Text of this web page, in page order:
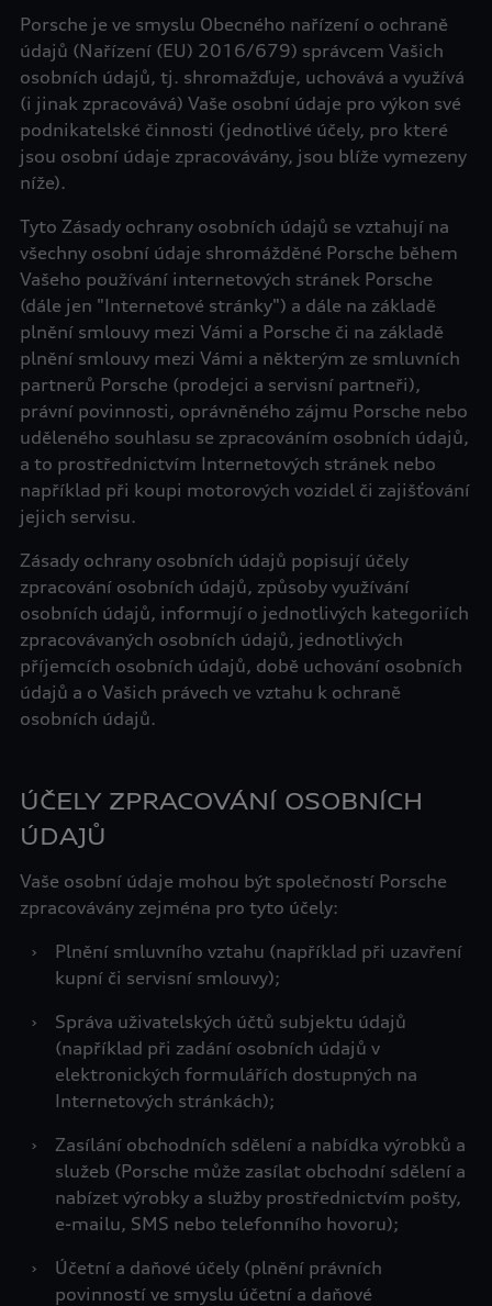
Porsche je ve smyslu Obecného nařízení o ochraně
údajů (Nařízení (EU) 2016/679) správcem Vašich
osobních údajů, tj. shromažďuje, uchovává a využívá
(i jinak zpracovává) Vaše osobní údaje pro výkon své
podnikatelské činnosti (jednotlivé účely, pro které
jsou osobní údaje zpracovávány, jsou blíže vymezeny
níže).
Tyto Zásady ochrany osobních údajů se vztahují na
všechny osobní údaje shromážděné Porsche během
Vašeho používání internetových stránek Porsche
(dále jen "Internetové stránky") a dále na základě
plnění smlouvy mezi Vámi a Porsche či na základě
plnění smlouvy mezi Vámi a některým ze smluvních
partnerů Porsche (prodejci a servisní partneři),
právní povinnosti, oprávněného zájmu Porsche nebo
uděleného souhlasu se zpracováním osobních údajů,
a to prostřednictvím Internetových stránek nebo
například při koupi motorových vozidel či zajišťování
jejich servisu.
Zásady ochrany osobních údajů popisují účely
zpracování osobních údajů, způsoby využívání
osobních údajů, informují o jednotlivých kategoriích
zpracovávaných osobních údajů, jednotlivých
příjemcích osobních údajů, době uchování osobních
údajů a o Vašich právech ve vztahu k ochraně
osobních údajů.
ÚČELY ZPRACOVÁNÍ OSOBNÍCH
ÚDAJŮ
Vaše osobní údaje mohou být společností Porsche
zpracovávány zejména pro tyto účely:
›
Plnění smluvního vztahu (například při uzavření
kupní či servisní smlouvy);
›
Správa uživatelských účtů subjektu údajů
(například při zadání osobních údajů v
elektronických formulářích dostupných na
Internetových stránkách);
›
Zasílání obchodních sdělení a nabídka výrobků a
služeb (Porsche může zasílat obchodní sdělení a
nabízet výrobky a služby prostřednictvím pošty,
e-mailu, SMS nebo telefonního hovoru);
›
Účetní a daňové účely (plnění právních
povinností ve smyslu účetní a daňové